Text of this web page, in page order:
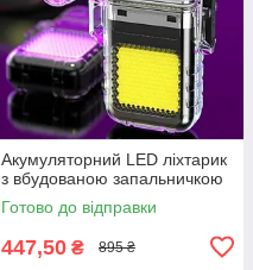
Акумуляторний LED ліхтарик
з вбудованою запальничкою
Готово до відправки
447,50 ₴ 895 ₴